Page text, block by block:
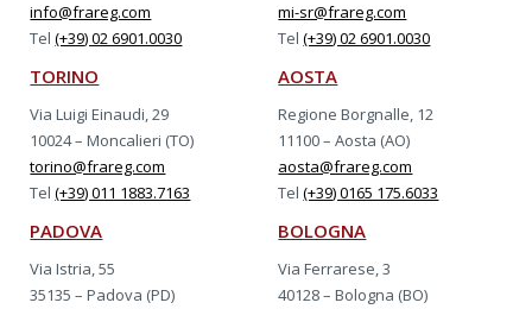
info@frareg.com
Tel(+39) 02 6901.0030
mi-sr@frareg.com
Tel(+39) 02 6901.0030
TORINO
Via Luigi Einaudi, 29
10024 – Moncalieri (TO)
torino@frareg.com
Tel(+39) 011 1883.7163
AOSTA
Regione Borgnalle, 12
11100 – Aosta (AO)
aosta@frareg.com
Tel(+39) 0165 175.6033
PADOVA
Via Istria, 55
35135 – Padova (PD)
BOLOGNA
Via Ferrarese, 3
40128 – Bologna (BO)